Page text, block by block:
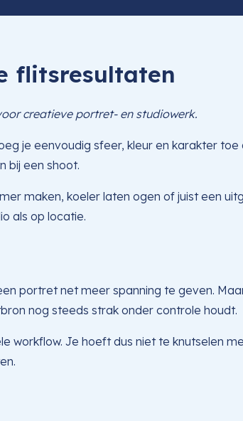
flitsresultaten
creatieve portret- en studiowerk.
je eenvoudig sfeer, kleur en karakter toe
bij een shoot.
maken, koeler laten ogen of juist een
als op locatie.
portret net meer spanning te geven.
nog steeds strak onder controle houdt.
workflow. Je hoeft dus niet te knutselen